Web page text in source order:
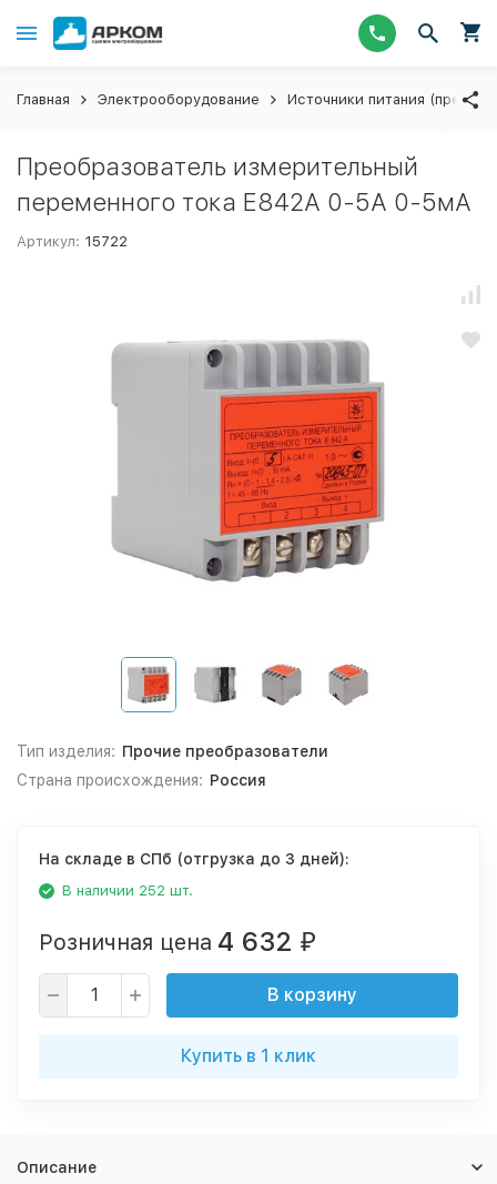
Главная Электрооборудование Источники питания
Преобразователь измерительный
переменного тока Е842А 0-5А 0-5мА
Артикул: 15722
Тип изделия: Прочие преобразователи
Страна происхождения: Россия
На складе в СПб (отгрузка до 3 дней):
В наличии 252 шт.
Розничная цена 4 632 ₽
В корзину
Купить в 1 клик
Описание